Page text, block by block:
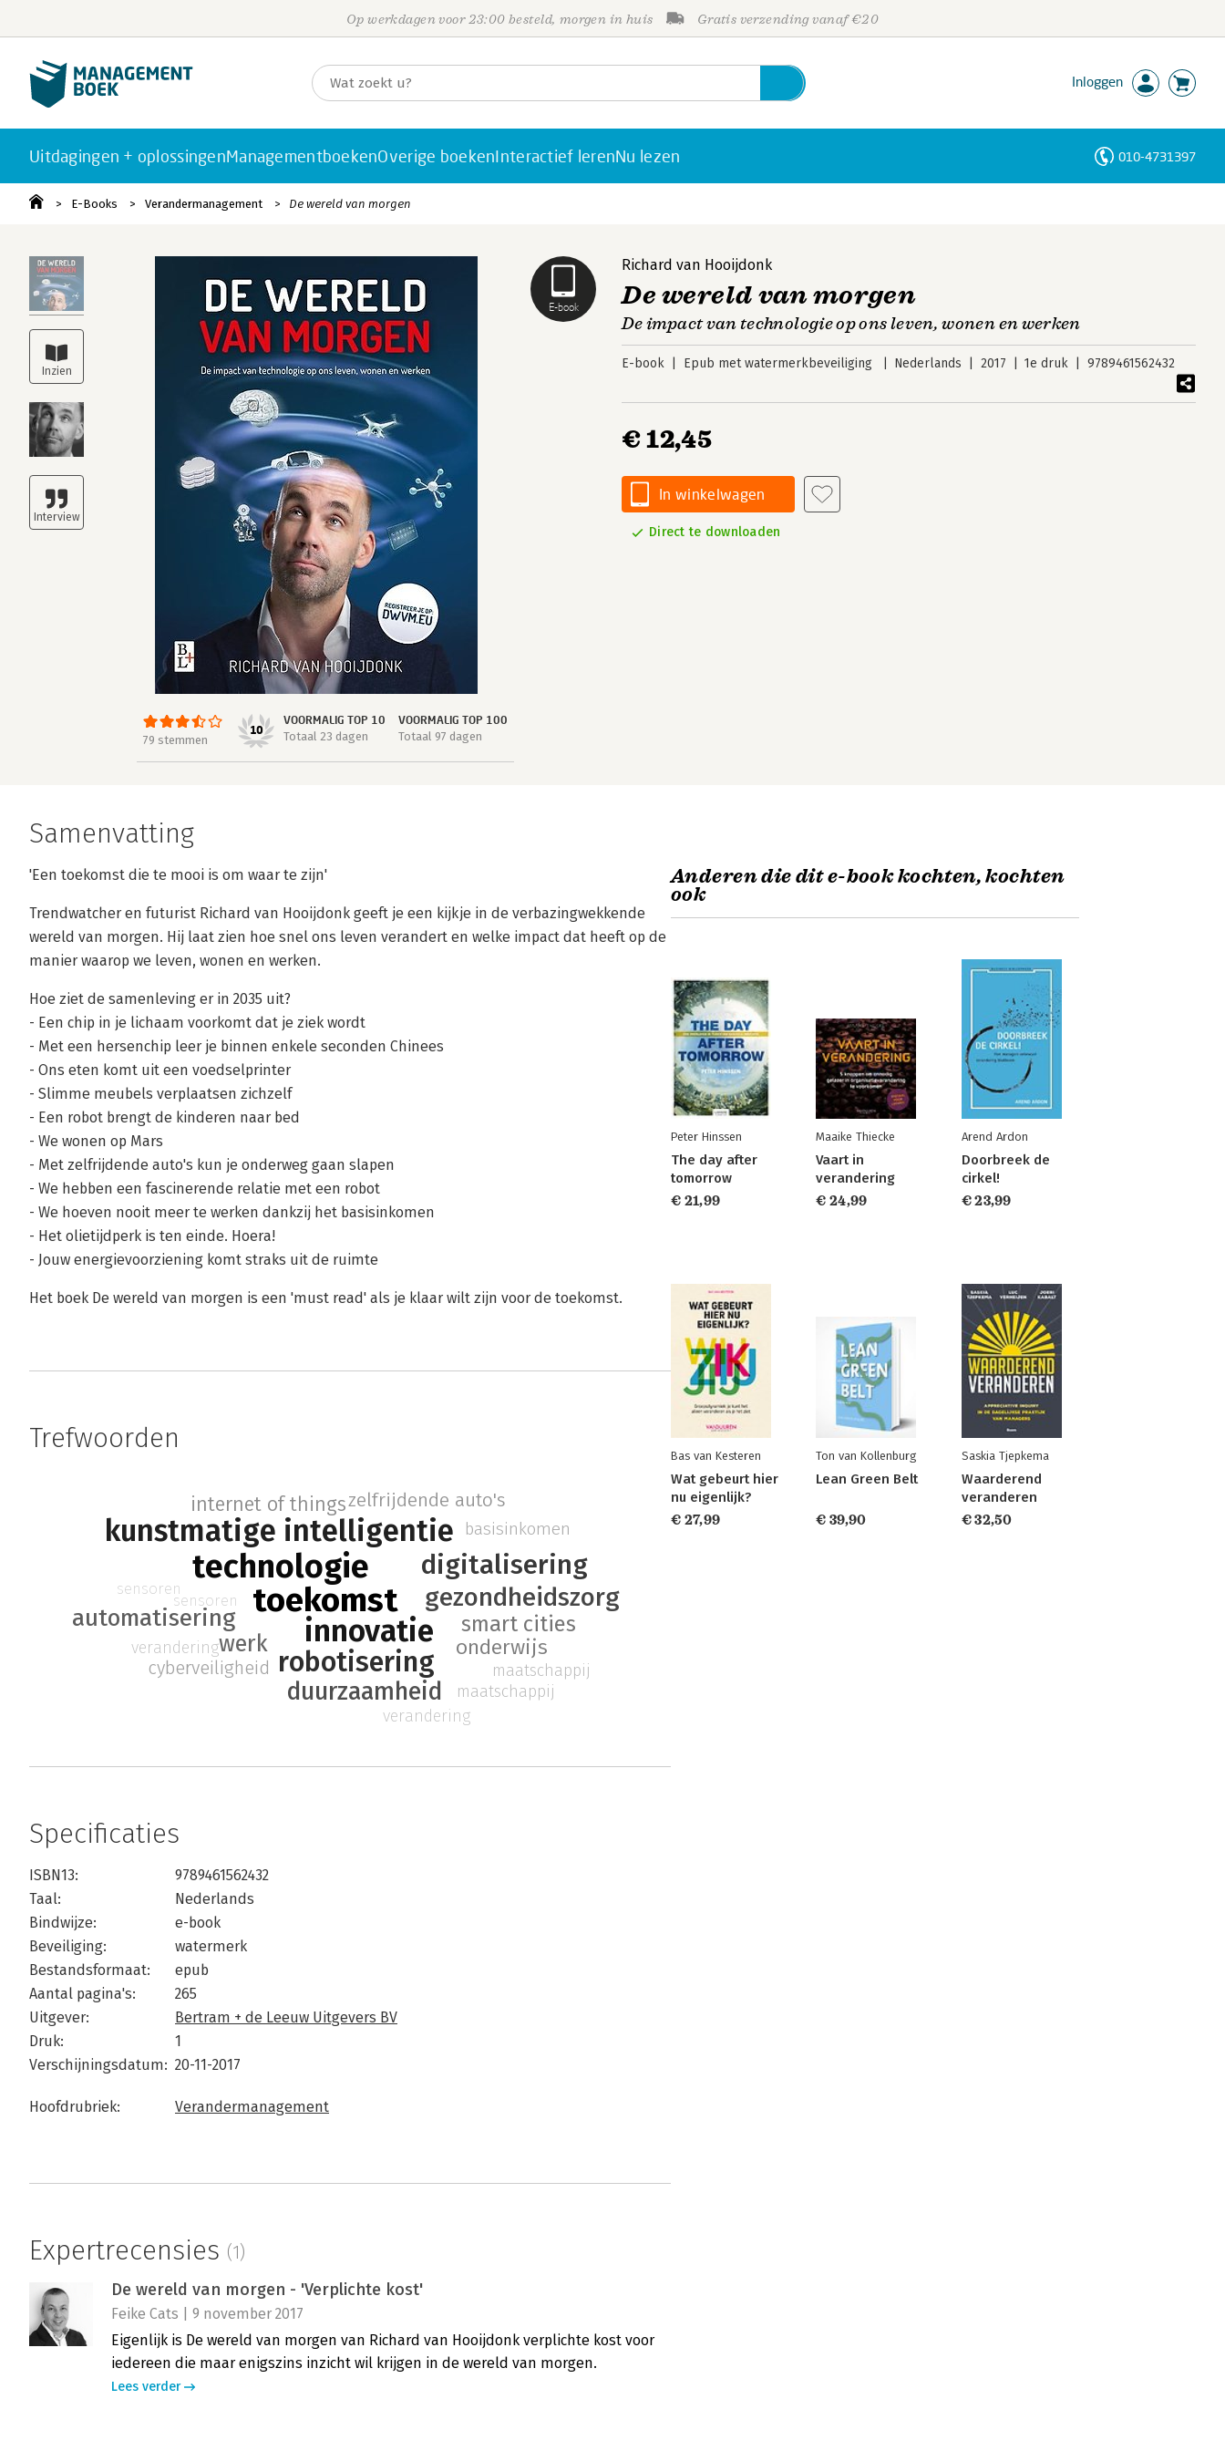
Op werkdagen voor 23:00 besteld, morgen in huis Gratis verzending vanaf €20
Inloggen
Uitdagingen + oplossingenManagementboekenOverige boekenInteractief lerenNu lezen 010-4731397
E-Books Verandermanagement De wereld van morgen
E-book
79 stemmen
10
VOORMALIG TOP 10
Totaal 23 dagen
VOORMALIG TOP 100
Totaal 97 dagen
Richard van Hooijdonk
De wereld van morgen
De impact van technologie op ons leven, wonen en werken
E-book Epub met watermerkbeveiliging Nederlands 2017 1e druk 9789461562432
€ 12,45
In winkelwagen
Direct te downloaden
Samenvatting
'Een toekomst die te mooi is om waar te zijn'
Trendwatcher en futurist Richard van Hooijdonk geeft je een kijkje in de verbazingwekkende
wereld van morgen. Hij laat zien hoe snel ons leven verandert en welke impact dat heeft op de
manier waarop we leven, wonen en werken.
Hoe ziet de samenleving er in 2035 uit?
- Een chip in je lichaam voorkomt dat je ziek wordt
- Met een hersenchip leer je binnen enkele seconden Chinees
- Ons eten komt uit een voedselprinter
- Slimme meubels verplaatsen zichzelf
- Een robot brengt de kinderen naar bed
- We wonen op Mars
- Met zelfrijdende auto's kun je onderweg gaan slapen
- We hebben een fascinerende relatie met een robot
- We hoeven nooit meer te werken dankzij het basisinkomen
- Het olietijdperk is ten einde. Hoera!
- Jouw energievoorziening komt straks uit de ruimte
Het boek De wereld van morgen is een 'must read' als je klaar wilt zijn voor de toekomst.
Trefwoorden
toekomst
innovatie
technologie
robotisering
kunstmatige intelligentie
digitalisering
gezondheidszorg
duurzaamheid
werk
automatisering smart cities
onderwijs
internet of thingszelfrijdende auto's
cyberveiligheid
basisinkomen
maatschappij
verandering
sensoren
maatschappij
verandering
sensoren
Specificaties
ISBN13:
9789461562432
Taal:
Nederlands
Bindwijze:
e-book
Beveiliging:
watermerk
Bestandsformaat:
epub
Aantal pagina's:
265
Uitgever:
Bertram + de Leeuw Uitgevers BV
Druk:
1
Verschijningsdatum: 20-11-2017
Hoofdrubriek: Verandermanagement
Expertrecensies (1)
De wereld van morgen - 'Verplichte kost'
Feike Cats | 9 november 2017
Eigenlijk is De wereld van morgen van Richard van Hooijdonk verplichte kost voor
iedereen die maar enigszins inzicht wil krijgen in de wereld van morgen.
Lees verder
Anderen die dit e-book kochten, kochten
ook
Peter Hinssen
The day after
tomorrow
€ 21,99
Maaike Thiecke
Vaart in
verandering
€ 24,99
Arend Ardon
Doorbreek de
cirkel!
€ 23,99
Bas van Kesteren
Wat gebeurt hier
nu eigenlijk?
€ 27,99
Ton van Kollenburg
Lean Green Belt
€ 39,90
Saskia Tjepkema
Waarderend
veranderen
€ 32,50
Personen